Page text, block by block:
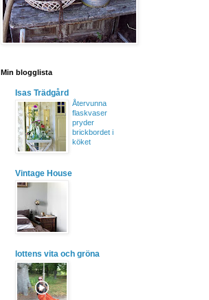
Min blogglista
Isas Trädgård
Återvunna
flaskvaser
pryder
brickbordet i
köket
Vintage House
lottens vita och gröna